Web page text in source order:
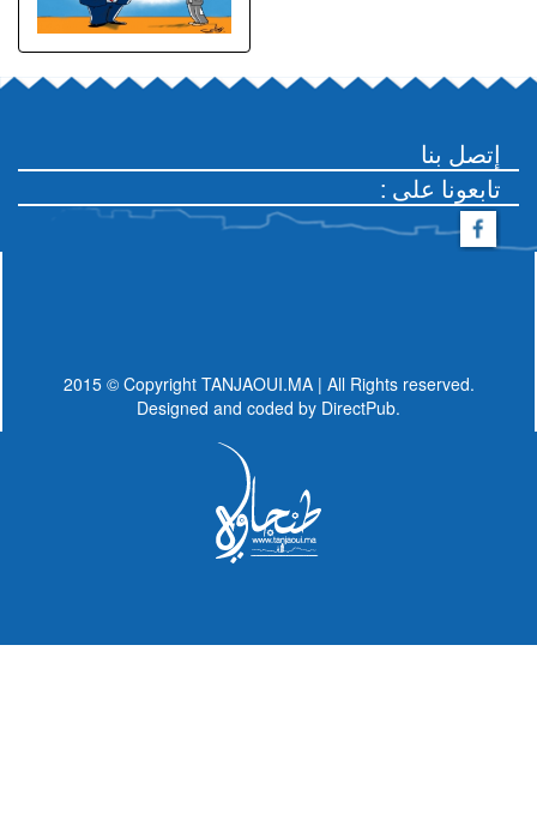
إتصل بنا
: تابعونا على
2015 © Copyright TANJAOUI.MA | All Rights reserved.
Designed and coded by DirectPub.